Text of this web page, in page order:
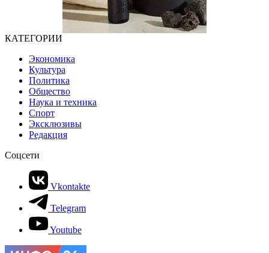
КАТЕГОРИИ
Экономика
Культура
Политика
Общество
Наука и техника
Спорт
Эксклюзивы
Редакция
Соцсети
Vkontakte
Telegram
Youtube